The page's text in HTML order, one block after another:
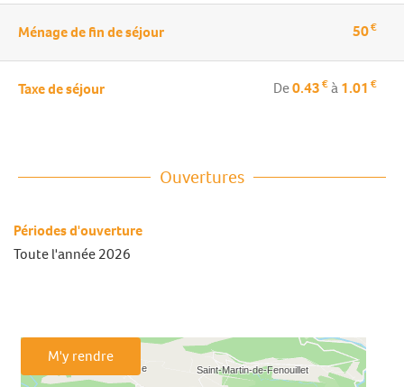
Ménage de fin de séjour 50€
Taxe de séjour De0.43€à1.01 €
Ouvertures
Périodes d'ouverture
Toute l'année 2026
M'y rendre